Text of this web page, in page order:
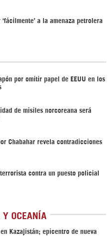
‘fácilmente’ a la amenaza petrolera
por omitir papel de EEUU en los
de misiles norcoreana será
Chabahar revela contradicciones
terrorista contra un puesto policial
Y OCEANÍA
en Kazajistán; epicentro de nueva